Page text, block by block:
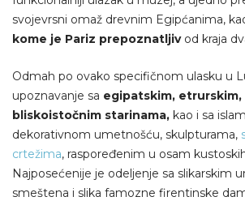
svojevrsni omaž drevnim Egipćanima,
kome je Pariz prepoznatljivod kraja
Odmah po ovako specifičnom ulasku u
upoznavanje sa egipatskim, etrurskim,
bliskoistočnim starinama, kao i sa
dekorativnom umetnošću, skulpturama,
crtežima, raspoređenim u osam
Najposećenije je odeljenje sa slikarskim
smeštena i slika famozne firentinske